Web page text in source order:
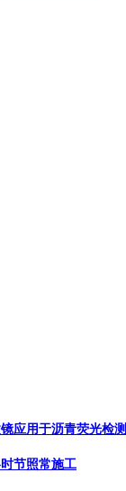
应用于沥青荧光检测
节照常施工